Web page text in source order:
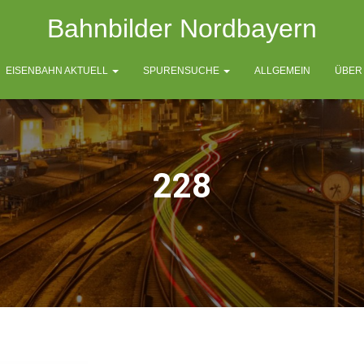
Bahnbilder Nordbayern
EISENBAHN AKTUELL SPURENSUCHE ALLGEMEIN
228